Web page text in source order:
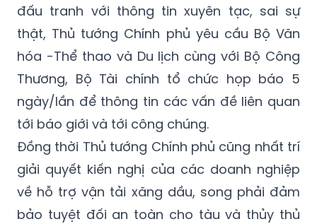
đấu tranh với thông tin xuyên tạc, sai sự
thật, Thủ tướng Chính phủ yêu cầu Bộ Văn
hóa -Thể thao và Du lịch cùng với Bộ Công
Thương, Bộ Tài chính tổ chức họp báo 5
ngày/lần để thông tin các vấn đề liên quan
tới báo giới và tới công chúng.
Đồng thời Thủ tướng Chính phủ cũng nhất trí
giải quyết kiến nghị của các doanh nghiệp
về hỗ trợ vận tải xăng dầu, song phải đảm
bảo tuyệt đối an toàn cho tàu và thủy thủ